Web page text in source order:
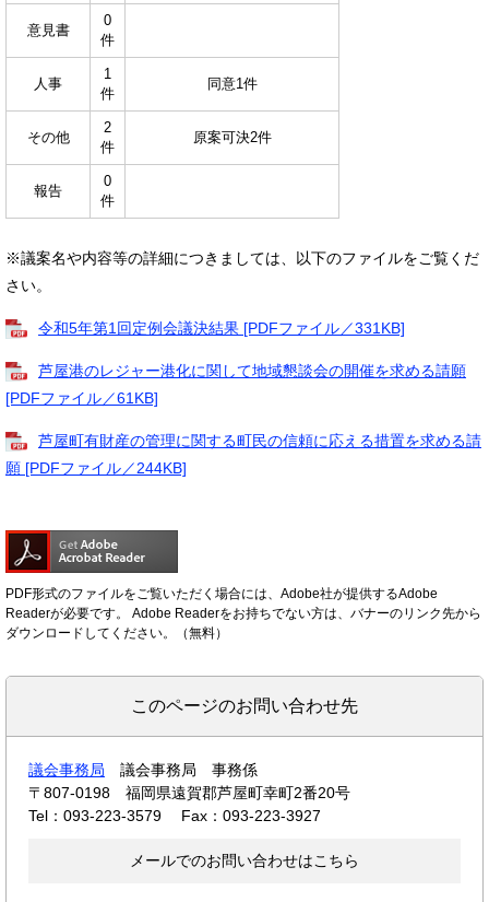
意見書
0
件
人事
1
件
同意1件
その他
2
件
原案可決2件
報告
0
件
※議案名や内容等の詳細につきましては、以下のファイルをご覧くだ
さい。
令和5年第1回定例会議決結果 [PDFファイル／331KB]
芦屋港のレジャー港化に関して地域懇談会の開催を求める請願
[PDFファイル／61KB]
芦屋町有財産の管理に関する町民の信頼に応える措置を求める請
願 [PDFファイル／244KB]
PDF形式のファイルをご覧いただく場合には、Adobe社が提供するAdobe
Readerが必要です。
Adobe Readerをお持ちでない方は、バナーのリンク先から
ダウンロードしてください。（無料）
このページのお問い合わせ先
議会事務局
議会事務局 事務係
〒807-0198
福岡県遠賀郡芦屋町幸町2番20号
Tel：093-223-3579
Fax：093-223-3927
メールでのお問い合わせはこちら